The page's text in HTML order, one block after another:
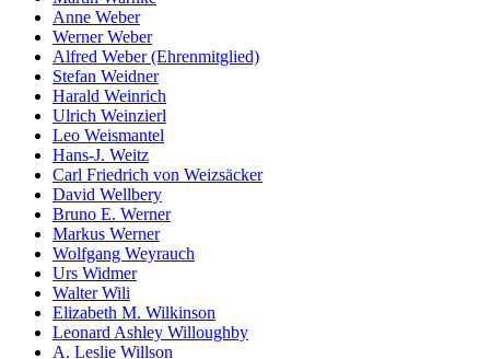
Anne Weber
Werner Weber
Alfred Weber (Ehrenmitglied)
Stefan Weidner
Harald Weinrich
Ulrich Weinzierl
Leo Weismantel
Hans-J. Weitz
Carl Friedrich von Weizsäcker
David Wellbery
Bruno E. Werner
Markus Werner
Wolfgang Weyrauch
Urs Widmer
Walter Wili
Elizabeth M. Wilkinson
Leonard Ashley Willoughby
A. Leslie Willson